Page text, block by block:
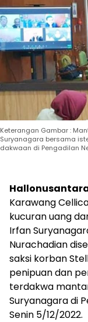
Keterangan Gambar :
Suryanagara bersama
dakwaan di Pengadilan
Karawang
kucuran uang
Irfan
Nurachadian
saksi korban
penipuan dan
terdakwa
Suryanagara di
Senin 5/12/2022.